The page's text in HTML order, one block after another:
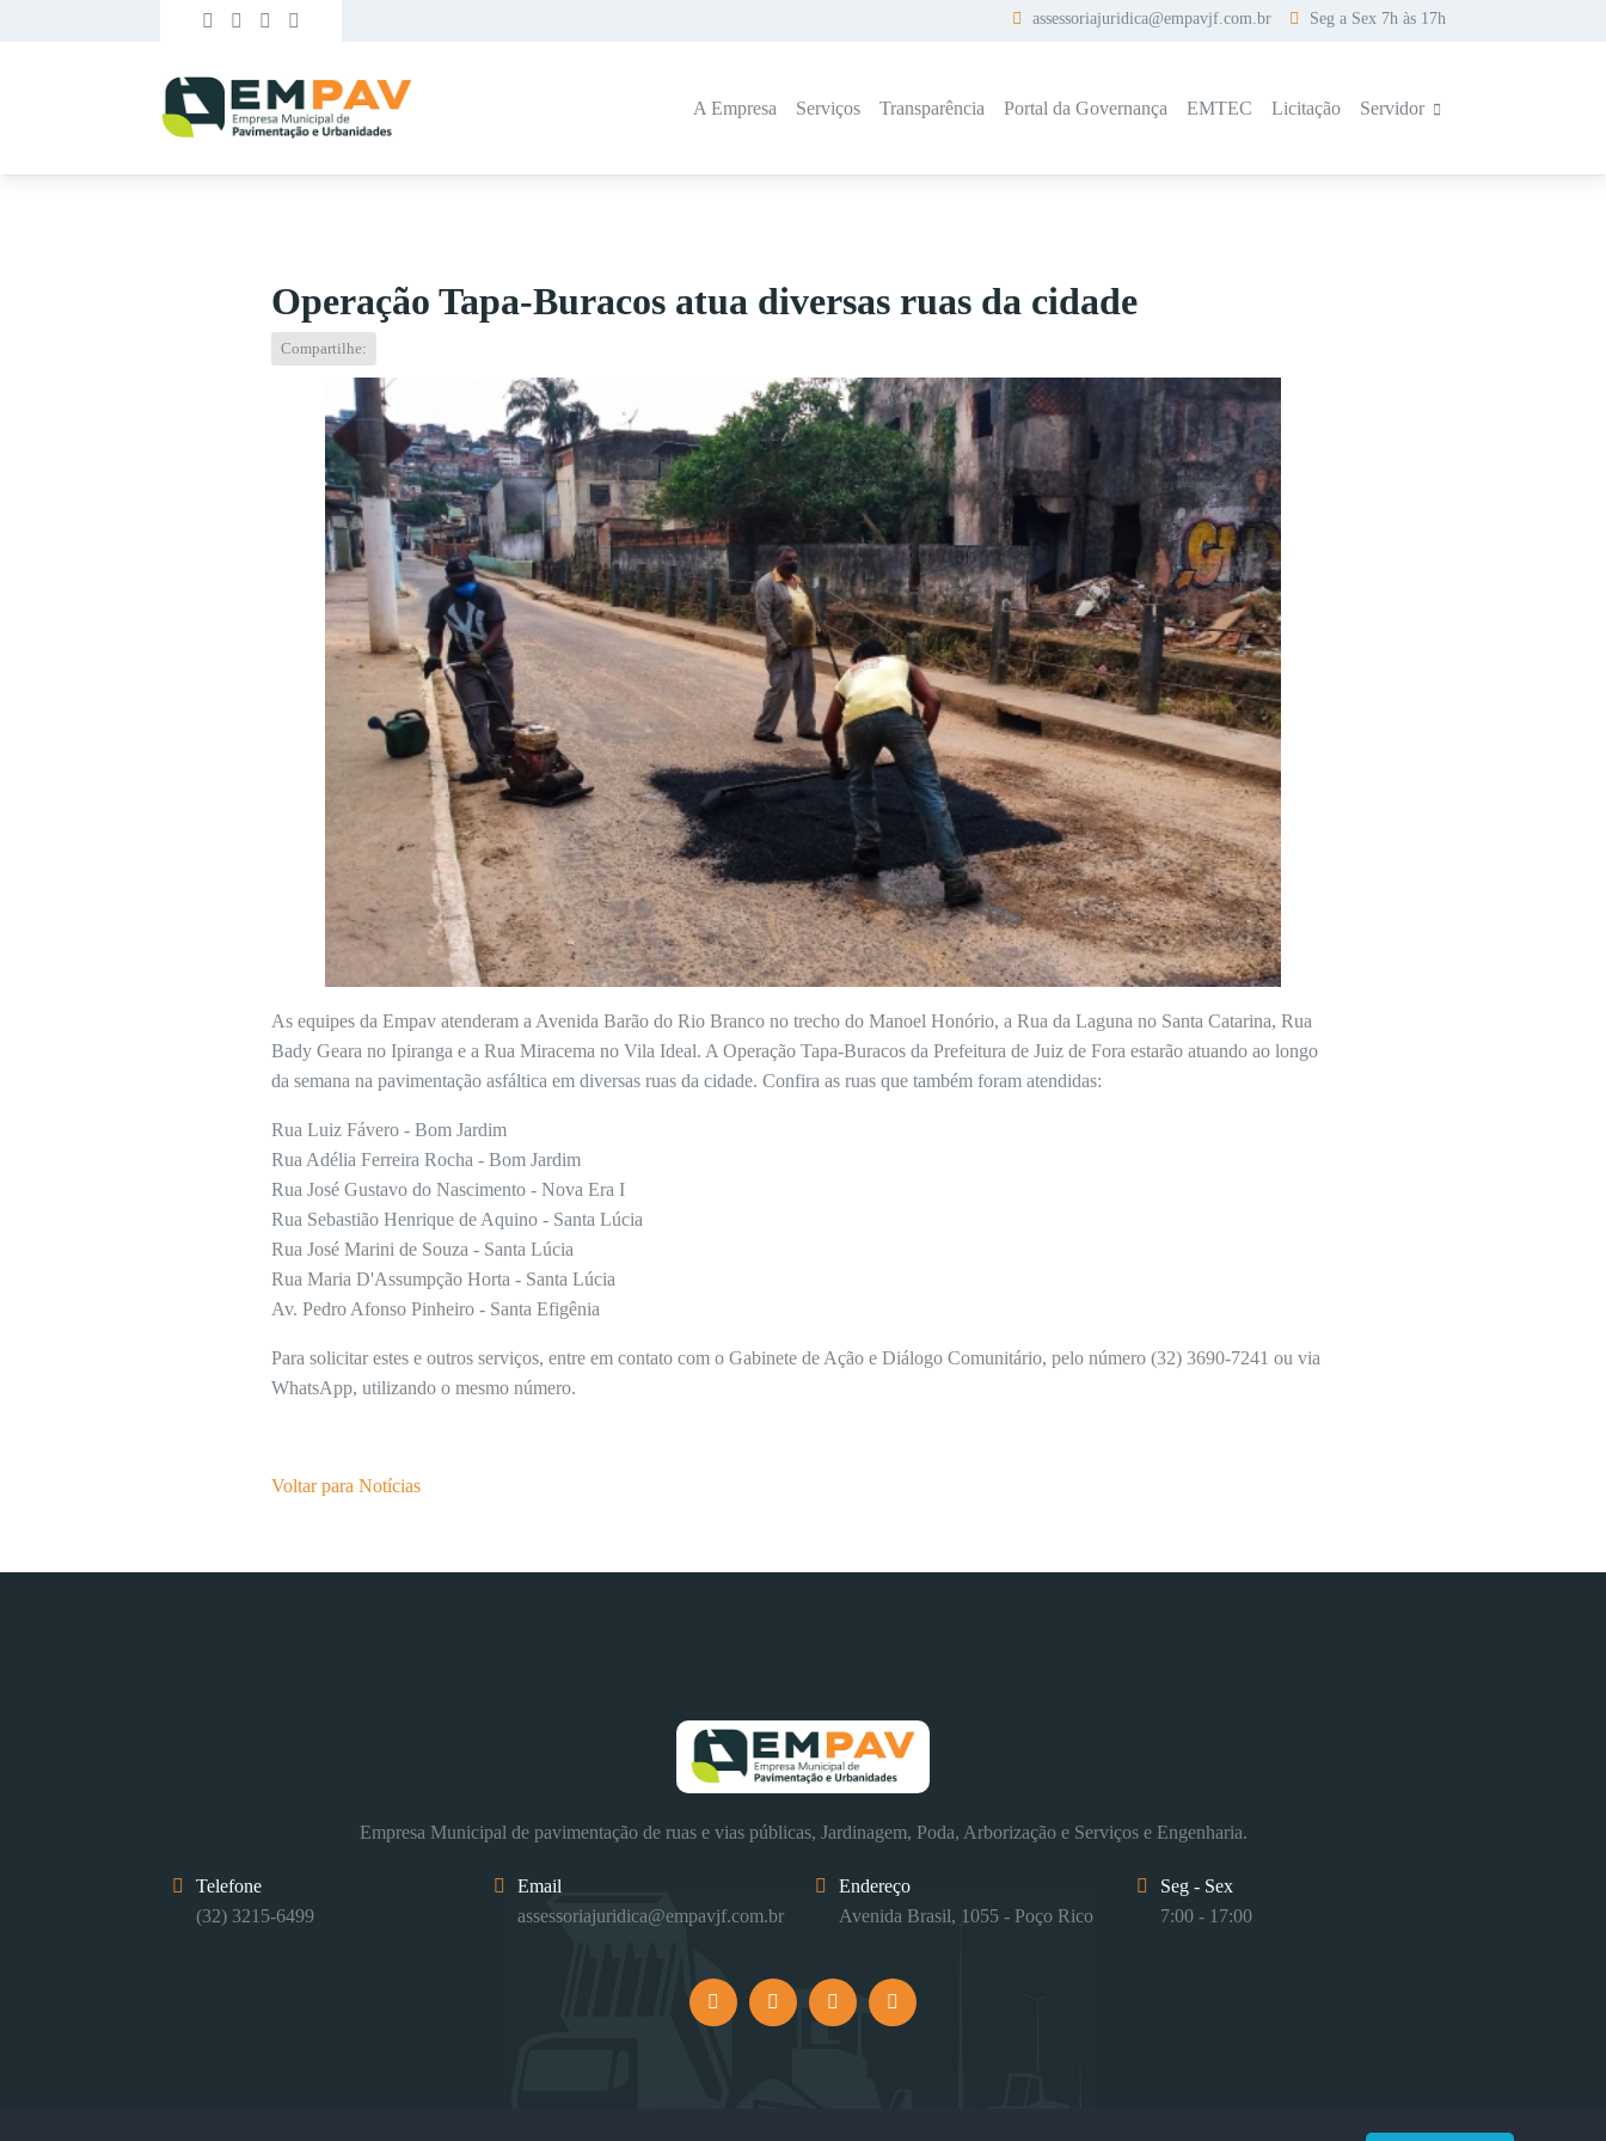
assessoriajuridica@empavjf.com.br Seg a Sex 7h às 17h
A Empresa Serviços Transparência Portal da Governança EMTEC Licitação Servidor
Operação Tapa-Buracos atua diversas ruas da cidade
Compartilhe:
As equipes da Empav atenderam a Avenida Barão do Rio Branco no trecho do Manoel Honório, a Rua da Laguna no Santa Catarina, Rua
Bady Geara no Ipiranga e a Rua Miracema no Vila Ideal. A Operação Tapa-Buracos da Prefeitura de Juiz de Fora estarão atuando ao longo
da semana na pavimentação asfáltica em diversas ruas da cidade. Confira as ruas que também foram atendidas:
Rua Luiz Fávero - Bom Jardim
Rua Adélia Ferreira Rocha - Bom Jardim
Rua José Gustavo do Nascimento - Nova Era I
Rua Sebastião Henrique de Aquino - Santa Lúcia
Rua José Marini de Souza - Santa Lúcia
Rua Maria D'Assumpção Horta - Santa Lúcia
Av. Pedro Afonso Pinheiro - Santa Efigênia
Para solicitar estes e outros serviços, entre em contato com o Gabinete de Ação e Diálogo Comunitário, pelo número (32) 3690-7241 ou via
WhatsApp, utilizando o mesmo número.
Voltar para Notícias
Empresa Municipal de pavimentação de ruas e vias públicas, Jardinagem, Poda, Arborização e Serviços e Engenharia.
Telefone
(32) 3215-6499
Email
assessoriajuridica@empavjf.com.br
Endereço
Avenida Brasil, 1055 - Poço Rico
Seg - Sex
7:00 - 17:00